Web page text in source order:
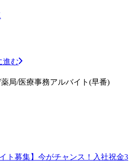
進む
局/医療事務アルバイト(早番)
ト募集】今がチャンス！入社祝金3